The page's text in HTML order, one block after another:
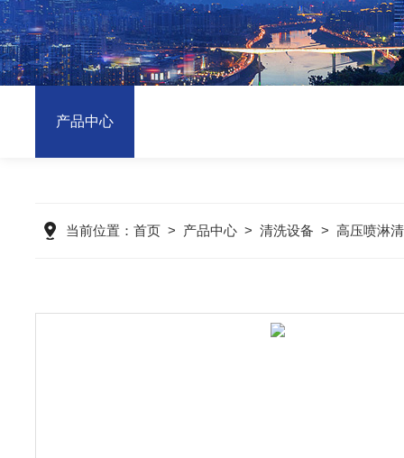
产品中心
当前位置： 首页 > 产品中心 > 清洗设备 > 高压喷淋